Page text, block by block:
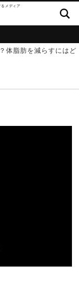
るメディア
体脂肪を減らすにはど